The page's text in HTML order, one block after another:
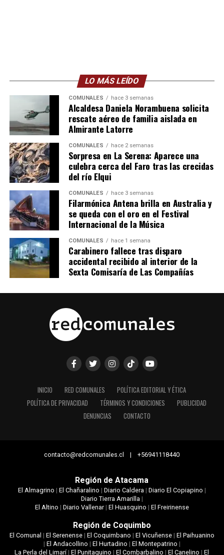
LO MÁS LEÍDO
COMUNALES hace 3 semanas
Alcaldesa Daniela Norambuena solicita
rescate aéreo de familia aislada en
Almirante Latorre
COMUNALES hace 2 semanas
Sorpresa en La Serena: Aparece una
culebra cerca del Faro tras las crecidas
del río Elqui
COMUNALES hace 3 semanas
Filarmónica Antena brilla en Australia y
se queda con el oro en el Festival
Internacional de la Música
COMUNALES hace 1 semana
Carabinero fallece tras disparo
accidental recibido al interior de la
Sexta Comisaría de Las Compañías
INICIO RED COMUNALES
POLÍTICA EDITORIAL Y ÉTICA
POLÍTICA DE PRIVACIDAD
TÉRMINOS Y CONDICIONES
PUBLICIDAD
DENUNCIAS
CONTACTO
contacto@redcomunales.cl | +56941118440
Región de Atacama
El Almagrino | El Chañaralino | Diario Caldera| Diario El Copiapino |
Diario Tierra Amarilla|
El Altino | Diario Vallenar| El Huasquino | El Freirinense
Región de Coquimbo
El Comunal | El Serenense| El Coquimbano | El Vicuñense| El Paihuanino
| El Andacollino | El Hurtadino | El Montepatrino |
La Perla del Limarí|El Punitaquino |El Combarbalino |El Canelino |El